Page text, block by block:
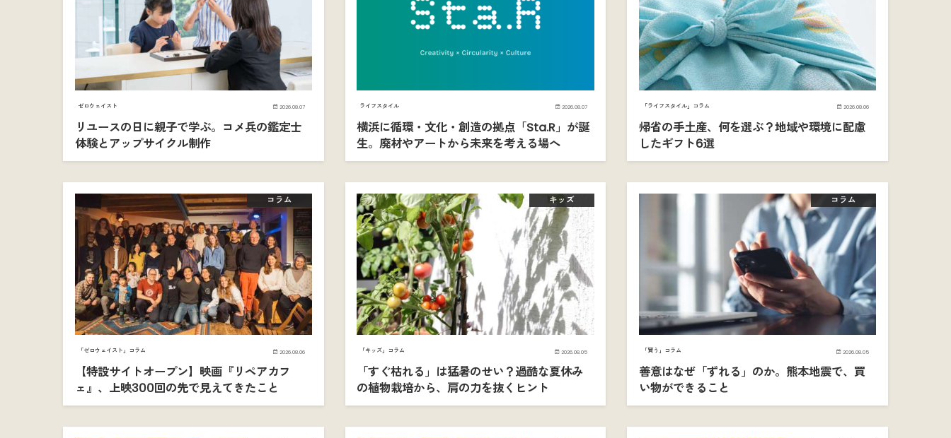
ゼロウェイスト 2026.08.07
リユースの日に親子で学ぶ。コメ兵の鑑定士
体験とアップサイクル制作
ライフスタイル 2026.08.07
横浜に循環・文化・創造の拠点「Sta.R」が誕
生。廃材やアートから未来を考える場へ
「ライフスタイル」コラム 2026.08.06
帰省の手土産、何を選ぶ？地域や環境に配慮
したギフト6選
コラム
「ゼロウェイスト」コラム 2026.08.06
【特設サイトオープン】映画『リペアカフ
ェ』、上映300回の先で見えてきたこと
キッズ
「キッズ」コラム 2026.08.05
「すぐ枯れる」は猛暑のせい？過酷な夏休み
の植物栽培から、肩の力を抜くヒント
コラム
「買う」コラム 2026.08.05
善意はなぜ「ずれる」のか。熊本地震で、買
い物ができること